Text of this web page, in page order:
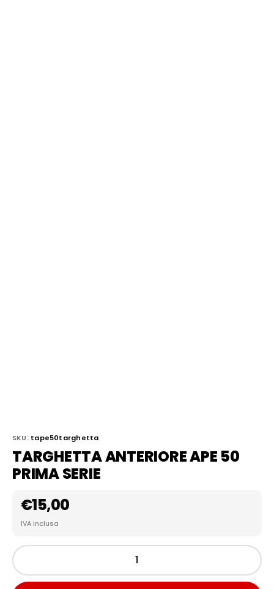
SKU: tape50targhetta
TARGHETTA ANTERIORE APE 50
PRIMA SERIE
€15,00
IVA inclusa